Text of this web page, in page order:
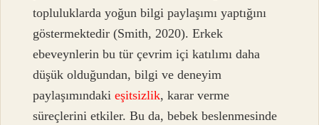
topluluklarda yoğun bilgi paylaşımı yaptığını
göstermektedir (Smith, 2020). Erkek
ebeveynlerin bu tür çevrim içi katılımı daha
düşük olduğundan, bilgi ve deneyim
paylaşımındakieşitsizlik, karar verme
süreçlerini etkiler. Bu da, bebek beslenmesinde